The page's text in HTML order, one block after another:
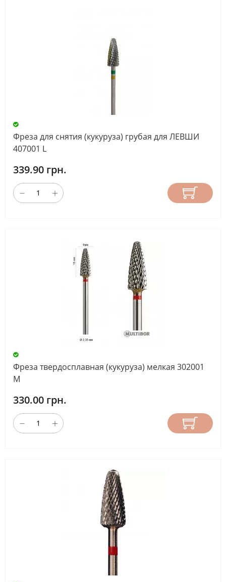
Фреза для снятия (кукуруза) грубая для ЛЕВШИ
407001 L
339.90 грн.
Фреза твердосплавная (кукуруза) мелкая 302001
М
330.00 грн.